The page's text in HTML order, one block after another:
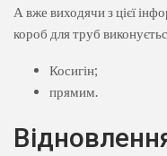
А вже виходячи з цієї
короб для труб
Косигін;
прямим.